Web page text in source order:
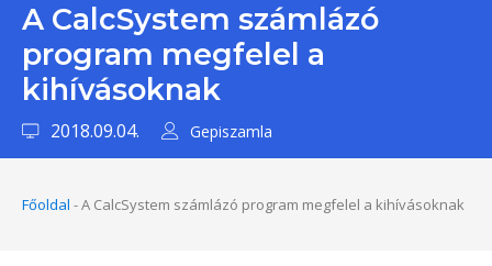
A CalcSystem számlázó
program megfelel a
kihívásoknak
2018.09.04. Gepiszamla
Főoldal -A CalcSystem számlázó program megfelel a kihívásoknak